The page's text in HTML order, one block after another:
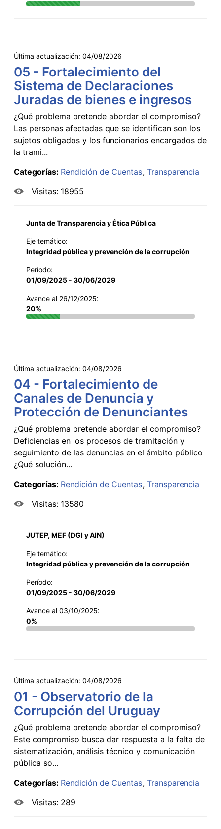
Última actualización: 04/08/2026
05 - Fortalecimiento del
Sistema de Declaraciones
Juradas de bienes e ingresos
¿Qué problema pretende abordar el compromiso?
Las personas afectadas que se identifican son los
sujetos obligados y los funcionarios encargados de
la trami...
Categorías: Rendición de Cuentas Transparencia
Visitas: 18955
Junta de Transparencia y Ética Pública
Eje temático:
Integridad pública y prevención de la corrupción
Período:
01/09/2025 - 30/06/2029
Avance al 26/12/2025:
20%
Última actualización: 04/08/2026
04 - Fortalecimiento de
Canales de Denuncia y
Protección de Denunciantes
¿Qué problema pretende abordar el compromiso?
Deficiencias en los procesos de tramitación y
seguimiento de las denuncias en el ámbito público
¿Qué solución...
Categorías: Rendición de Cuentas Transparencia
Visitas: 13580
JUTEP, MEF (DGI y AIN)
Eje temático:
Integridad pública y prevención de la corrupción
Período:
01/09/2025 - 30/06/2029
Avance al 03/10/2025:
0%
Última actualización: 04/08/2026
01 - Observatorio de la
Corrupción del Uruguay
¿Qué problema pretende abordar el compromiso?
Este compromiso busca dar respuesta a la falta de
sistematización, análisis técnico y comunicación
pública so...
Categorías: Rendición de Cuentas Transparencia
Visitas: 289